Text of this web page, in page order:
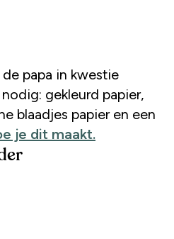
papa in kwestie
gekleurd papier,
blaadjes papier en een
je dit maakt.